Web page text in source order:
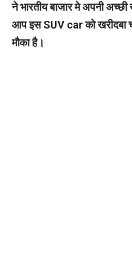
ने भारतीय बाजार मे अपनी
आप इस SUV car को खरीदबा
मौका है।